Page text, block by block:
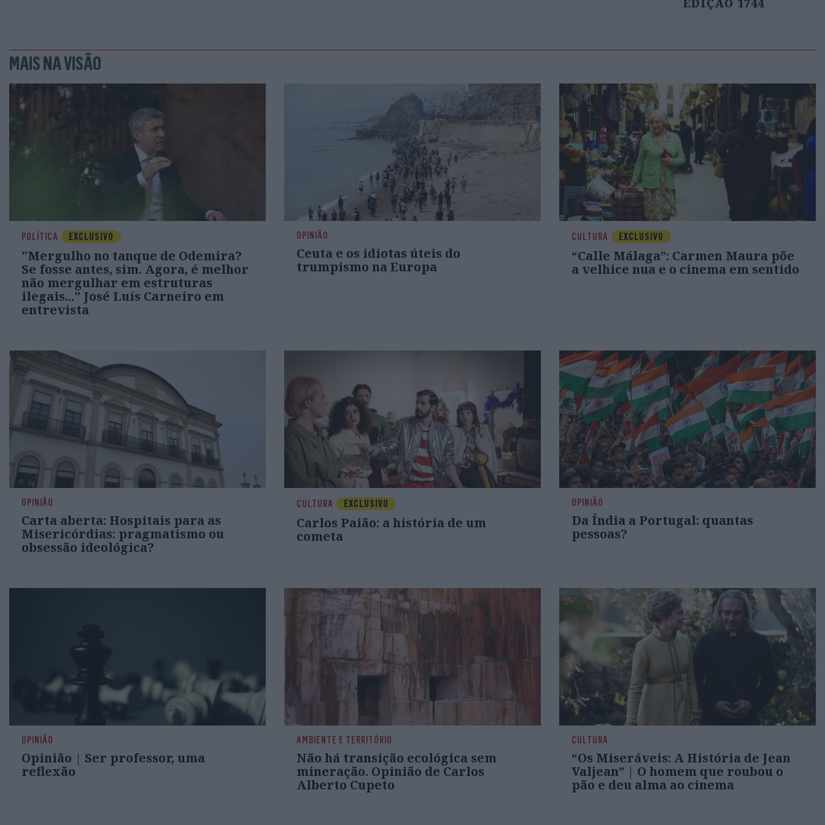
EDIÇÃO 1744
MAIS NA VISÃO
POLÍTICA EXCLUSIVO
"Mergulho no tanque de Odemira?
Se fosse antes, sim. Agora, é melhor
não mergulhar em estruturas
ilegais..." José Luís Carneiro em
entrevista
OPINIÃO
Ceuta e os idiotas úteis do
trumpismo na Europa
CULTURA EXCLUSIVO
“Calle Málaga”: Carmen Maura põe
a velhice nua e o cinema em sentido
OPINIÃO
Carta aberta: Hospitais para as
Misericórdias: pragmatismo ou
obsessão ideológica?
CULTURA EXCLUSIVO
Carlos Paião: a história de um
cometa
OPINIÃO
Da Índia a Portugal: quantas
pessoas?
OPINIÃO
Opinião | Ser professor, uma
reflexão
AMBIENTE E TERRITÓRIO
Não há transição ecológica sem
mineração. Opinião de Carlos
Alberto Cupeto
CULTURA
“Os Miseráveis: A História de Jean
Valjean” | O homem que roubou o
pão e deu alma ao cinema